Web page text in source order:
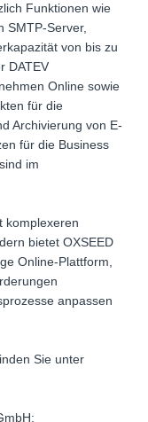
Funktionen wie
SMTP-Server,
von bis zu
DATEV
Online sowie
für die
Archivierung von E-
für die Business
im
komplexeren
bietet OXSEED
Online-Plattform,
anpassen
Sie unter